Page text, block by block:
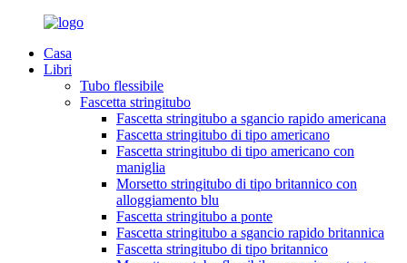
Casa
Libri
Tubo flessibile
Fascetta stringitubo
Fascetta stringitubo a sgancio rapido americana
Fascetta stringitubo di tipo americano
Fascetta stringitubo di tipo americano con
maniglia
Morsetto stringitubo di tipo britannico con
alloggiamento blu
Fascetta stringitubo a ponte
Fascetta stringitubo a sgancio rapido britannica
Fascetta stringitubo di tipo britannico